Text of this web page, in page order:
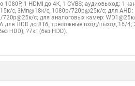
1 HDMI до 4К, 1 CVBS; аудиовыход: 1
с, 3Мп@18к/с, 1080p/720p@25к/с; для
с; для аналоговых камер:
для HDD до 8Тб; тревожные вход/выход 16/
HDD); ?7кг (без HDD).